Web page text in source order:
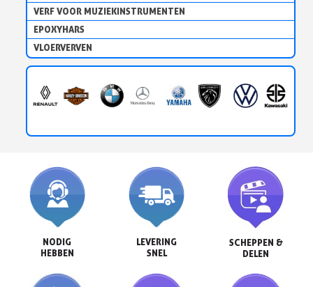
VERF VOOR MUZIEKINSTRUMENTEN
EPOXYHARS
VLOERVERVEN
NODIG
HEBBEN
LEVERING
SNEL
SCHEPPEN &
DELEN